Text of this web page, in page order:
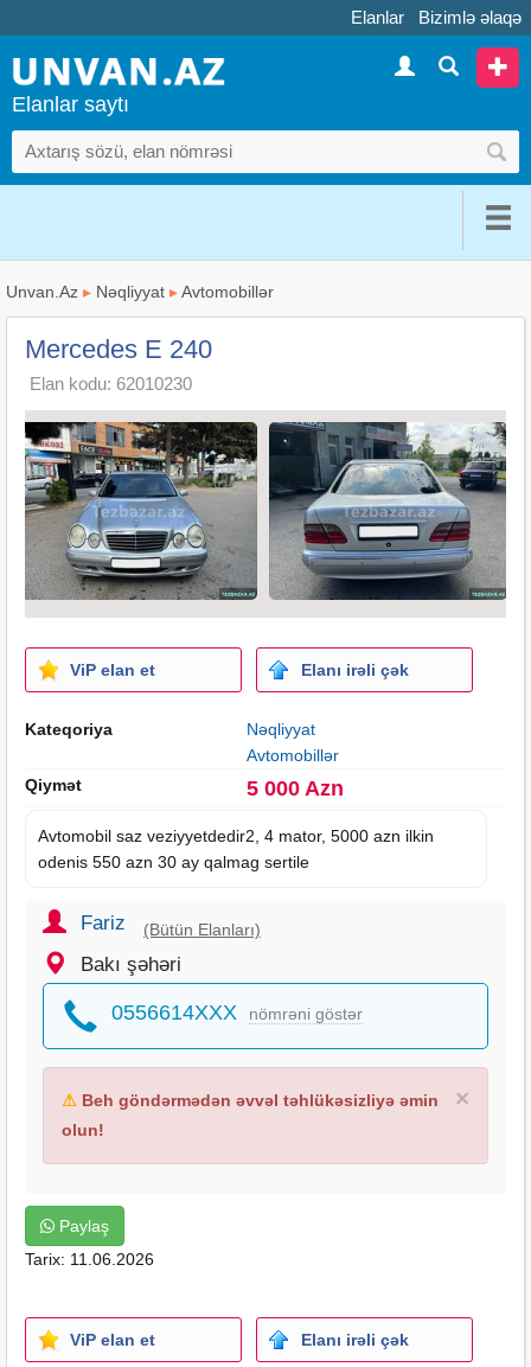
Elanlar Bizimlə əlaqə
Elanlar saytı
Unvan.Az ▸ Nəqliyyat ▸Avtomobillər
Mercedes E 240
Elan kodu: 62010230
ViP elan et Elanı irəli çək
Kateqoriya
Nəqliyyat
Avtomobillər
Qiymət
5 000 Azn
Avtomobil saz veziyyetdedir2, 4 mator, 5000 azn ilkin
odenis 550 azn 30 ay qalmag sertile
Fariz (Bütün Elanları)
Bakı şəhəri
0556614XXX nömrəni göstər
×
⚠ Beh göndərmədən əvvəl təhlükəsizliyə əmin
olun!
Paylaş
Tarix: 11.06.2026
ViP elan et Elanı irəli çək